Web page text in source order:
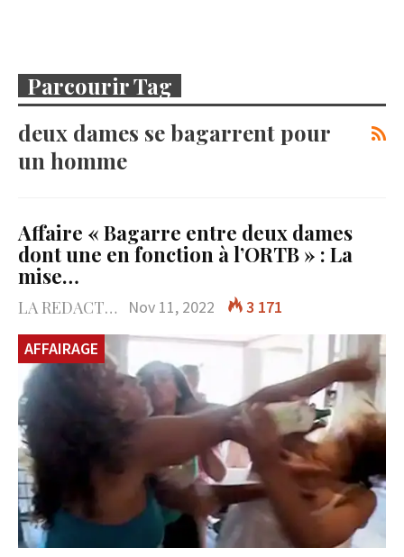
Parcourir Tag
deux dames se bagarrent pour
un homme
Affaire « Bagarre entre deux dames
dont une en fonction à l’ORTB » : La
mise…
LA REDACTION Nov 11, 2022
3 171
AFFAIRAGE